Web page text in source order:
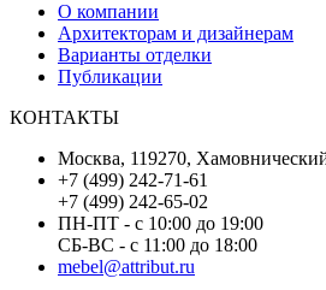
О компании
Архитекторам и дизайнерам
Варианты отделки
Публикации
КОНТАКТЫ
Москва, 119270,
+7 (499) 242-71-61
+7 (499) 242-65-02
ПН-ПТ - с 10:00 до 19:00
СБ-ВС - с 11:00 до 18:00
mebel@attribut.ru